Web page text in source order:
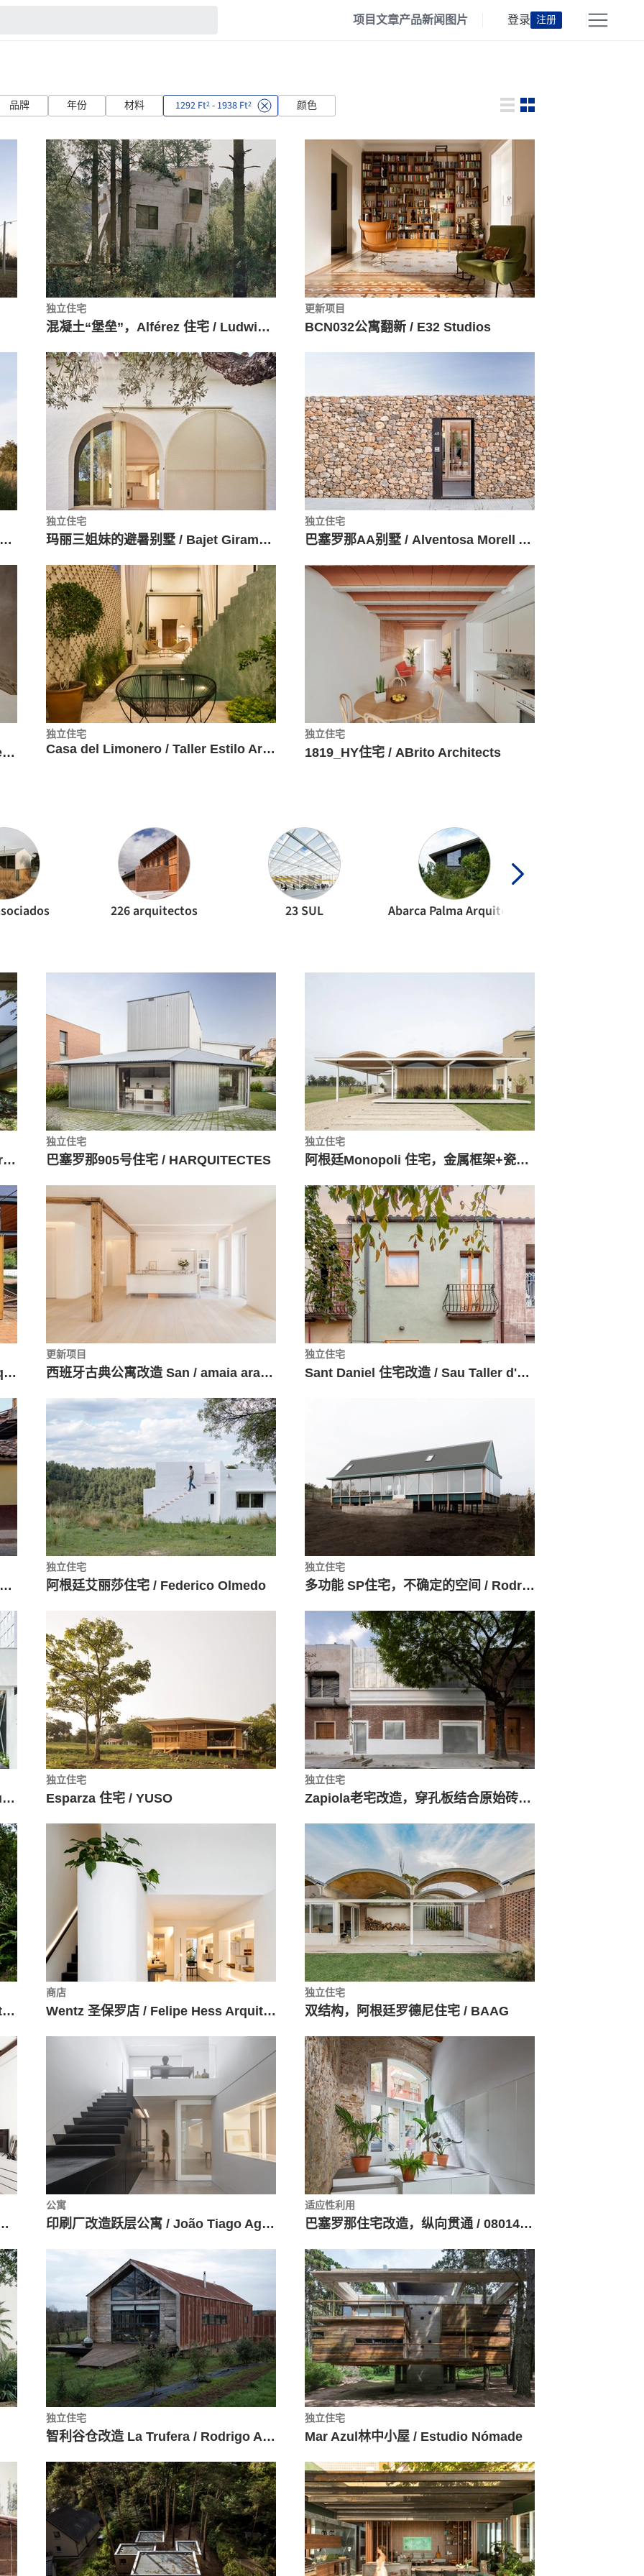
项目文章产品新闻 图片 登录 注册
品牌 年份 材料 1292 Ft2 - 1938 Ft2 颜色
独立住宅
混凝土“堡垒”，Alférez 住宅 / Ludwig Godefroy Architecture
更新项目
BCN032公寓翻新 / E32 Studios
Espioca 塔楼修复工程 / El fabricante de edpheras
独立住宅
玛丽三姐妹的避暑别墅 / Bajet Giramé + Burckhardt
独立住宅
巴塞罗那AA别墅 / Alventosa Morell Arquitectes
Alcázar Arjona城墙的解释性空间/Mensulae | Arquitectura & Patrimonio
独立住宅
Casa del Limonero / Taller Estilo Arquitectura
独立住宅
1819_HY住宅 / ABrito Architects
226 arquitectos 23 SUL
珊瑚树住宅 / Venta Arquitetos + Mariana Meneguetti
独立住宅
巴塞罗那905号住宅 / HARQUITECTES
独立住宅
阿根廷Monopoli 住宅，金属框架+瓷屋顶 / Fabrizio Pugliese
维萨拱顶住宅 / Francisco Farias Arquitecto y Asociados
更新项目
西班牙古典公寓改造 San / amaia arana arkitektura
独立住宅
Sant Daniel 住宅改造 / Sau Taller d'Arquitectura
厄瓜多尔玻璃餐厅 / Iván Quizhpe Arquitectos
独立住宅
阿根廷艾丽莎住宅 / Federico Olmedo
独立住宅
多功能 SP住宅，不确定的空间 / Rodrigo Valenzuela Jerez
Itsu 圣保罗店，垂挂盆景 / Terra e Tuma Arquitetos Associados
独立住宅
Esparza 住宅 / YUSO
独立住宅
Zapiola老宅改造，穿孔板结合原始砖墙 / Estudio Florida
智利湖滨住宅 / Abarca Palma Arquitectos
商店
Wentz 圣保罗店 / Felipe Hess Arquitetos
独立住宅
双结构，阿根廷罗德尼住宅 / BAAG
Arquitetura e Urbanismo
公寓
印刷厂改造跃层公寓 / João Tiago Aguiar Arquitectos
适应性利用
巴塞罗那住宅改造，纵向贯通 / 08014 arquitectura
独立住宅
智利谷仓改造 La Trufera / Rodrigo Aguilar
独立住宅
Mar Azul林中小屋 / Estudio Nómade